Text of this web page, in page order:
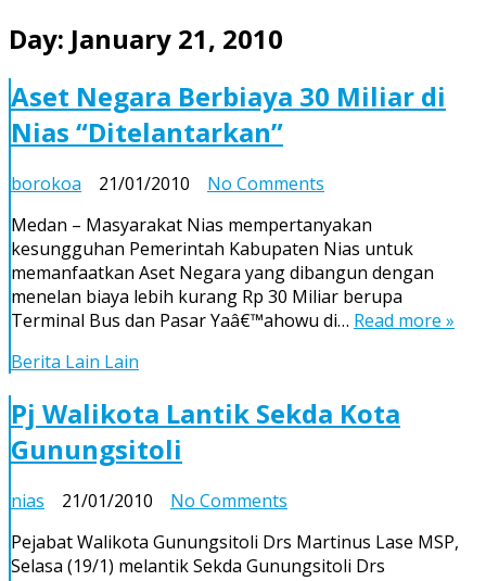
Day: January 21, 2010
Aset Negara Berbiaya 30 Miliar di
Nias “Ditelantarkan”
borokoa 21/01/2010 No Comments
Negara
Berbiaya
30
Miliar
di
Medan – Masyarakat Nias mempertanyakan
kesungguhan Pemerintah Kabupaten Nias untuk
memanfaatkan Aset Negara yang dibangun dengan
menelan biaya lebih kurang Rp 30 Miliar berupa
Terminal Bus dan Pasar Yaâ€™ahowu di… Read more »
Berita Lain Lain
Pj Walikota Lantik Sekda Kota
Gunungsitoli
nias 21/01/2010 No Comments
Walikota
Lantik
Pejabat Walikota Gunungsitoli Drs Martinus Lase MSP,
Selasa (19/1) melantik Sekda Gunungsitoli Drs